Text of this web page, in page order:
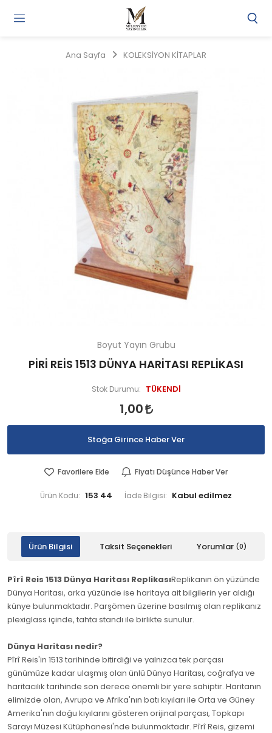
Ana Sayfa KOLEKSİYON KİTAPLAR
Boyut Yayın Grubu
PİRİ REİS 1513 DÜNYA HARİTASI REPLİKASI
Stok Durumu: TÜKENDİ
1,00
Stoğa Girince Haber Ver
Favorilere Ekle Fiyatı Düşünce Haber Ver
Ürün Kodu: 153 44 İade Bilgisi:
Ürün Bilgisi Taksit Seçenekleri Yorumlar (0)
Pîrî Reis 1513 Dünya Haritası ReplikasıReplikanın ön yüzünde
Dünya Haritası, arka yüzünde ise haritaya ait bilgilerin yer aldığı
künye bulunmaktadır. Parşömen üzerine basılmış olan replikanız
plexiglass içinde, tahta standı ile birlikte sunulur.
Dünya Haritası nedir?
Pîrî Reis'in 1513 tarihinde bitirdiği ve yalnızca tek parçası
günümüze kadar ulaşmış olan ünlü Dünya Haritası, coğrafya ve
haritacılık tarihinde son derece önemli bir yere sahiptir. Haritanın
elimizde olan, Avrupa ve Afrika'nın batı kıyıları ile Orta ve Güney
Amerika'nın doğu kıyılarını gösteren orijinal parçası, Topkapı
Sarayı Müzesi Kütüphanesi'nde bulunmaktadır. Pîrî Reis, gizemi